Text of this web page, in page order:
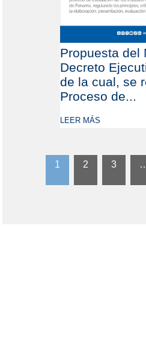
Propuesta del
Decreto
de la cual, se
Proceso de...
LEER MÁS
1 2 3